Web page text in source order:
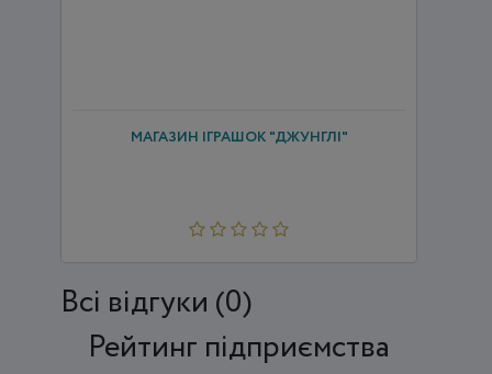
МАГАЗИН ІГРАШОК "ДЖУНГЛІ"
Всi відгуки (0)
Рейтинг підприємства